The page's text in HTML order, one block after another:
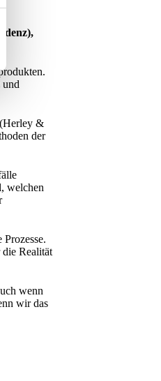
und
(Herley &
der
welchen
Realität
wenn
wir das